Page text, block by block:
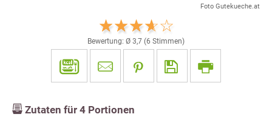
Foto Gutekueche.at
Bewertung: Ø 3,7 (6 Stimmen)
Zutaten für 4 Portionen